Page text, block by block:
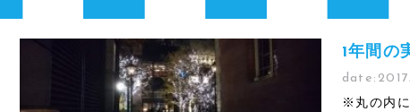
1年間の
date:
※丸の内